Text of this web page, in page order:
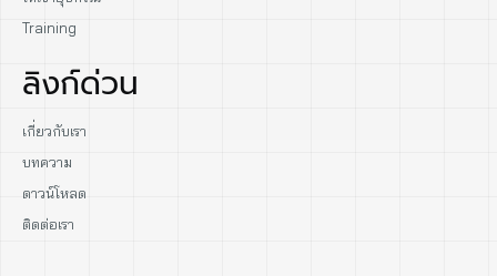
Training
ลิงก์ด่วน
เกี่ยวกับเรา
บทความ
ดาวน์โหลด
ติดต่อเรา